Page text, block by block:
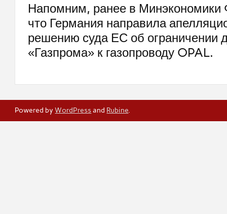
Напомним, ранее в
что Германия направила
решению суда ЕС об ограничении
«Газпрома» к газопроводу OPAL.
Powered byWordPressand Rubine.